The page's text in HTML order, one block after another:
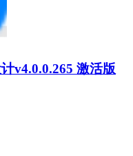
v4.0.0.265 激活版